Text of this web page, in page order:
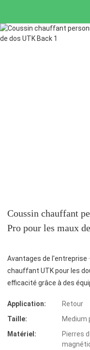
Coussin chauffant
Pro pour les maux
Avantages de l'entreprise
chauffant UTK pour les
efficacité grâce à des
Application:
Retour
Taille:
Medium
Matériel:
Pierres